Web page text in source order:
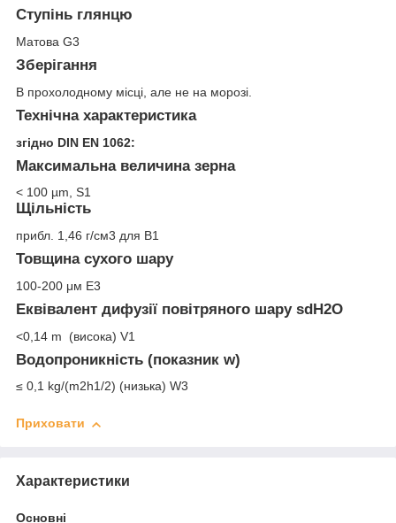
Ступінь глянцю
Mатова G3
Зберігання
В прохолодному місці, але не на морозі.
Технічна характеристика
згідно DIN EN 1062:
Максимальна величина зерна
< 100 µm, S1
Щільність
прибл. 1,46 г/см3 для В1
Товщина сухого шару
100-200 μм E3
Еквівалент дифузії повітряного шару sdH2O
<0,14 m (висока) V1
Водопроникність (показник w)
≤ 0,1 kg/(m2h1/2) (низька) W3
Приховати
Характеристики
Основні